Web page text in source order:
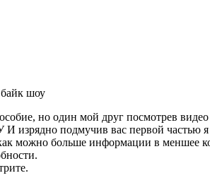
байк шоу
но один мой друг посмотрев
подмучив вас первой частью я
можно больше информации в меншее